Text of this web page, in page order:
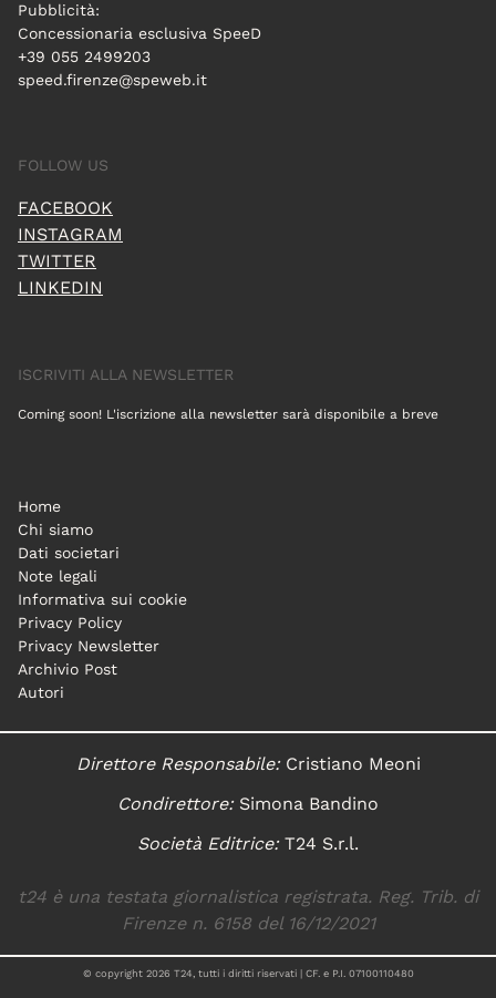
Pubblicità:
Concessionaria esclusiva SpeeD
+39 055 2499203
speed.firenze@speweb.it
FOLLOW US
FACEBOOK
INSTAGRAM
TWITTER
LINKEDIN
ISCRIVITI ALLA NEWSLETTER
Coming soon! L'iscrizione alla newsletter sarà disponibile a breve
Home
Chi siamo
Dati societari
Note legali
Informativa sui cookie
Privacy Policy
Privacy Newsletter
Archivio Post
Autori
Direttore Responsabile:Cristiano Meoni
Condirettore:Simona Bandino
Società Editrice:T24 S.r.l.
t24 è una testata giornalistica registrata. Reg. Trib. di
Firenze n. 6158 del 16/12/2021
© copyright 2026 T24, tutti i diritti riservati | CF. e P.I. 07100110480